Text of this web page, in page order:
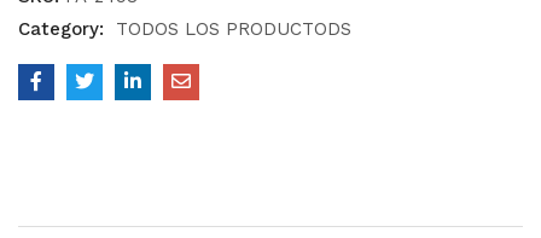
Category:
TODOS LOS PRODUCTODS